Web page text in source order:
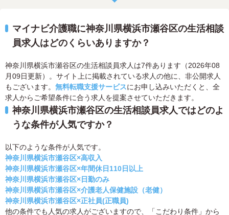
マイナビ介護職に神奈川県横浜市瀬谷区の生活相談
員求人はどのくらいありますか？
神奈川県横浜市瀬谷区の生活相談員求人は7件あります（2026年08
月09日更新）。サイト上に掲載されている求人の他に、非公開求人
もございます。 無料転職支援サービスにお申し込みいただくと、全
求人からご希望条件に合う求人を提案させていただきます。
神奈川県横浜市瀬谷区の生活相談員求人ではどのよ
うな条件が人気ですか？
以下のような条件が人気です。
神奈川県横浜市瀬谷区×高収入
神奈川県横浜市瀬谷区×年間休日110日以上
神奈川県横浜市瀬谷区×日勤のみ
神奈川県横浜市瀬谷区×介護老人保健施設（老健）
神奈川県横浜市瀬谷区×正社員(正職員)
他の条件でも人気の求人がございますので、「こだわり条件」から